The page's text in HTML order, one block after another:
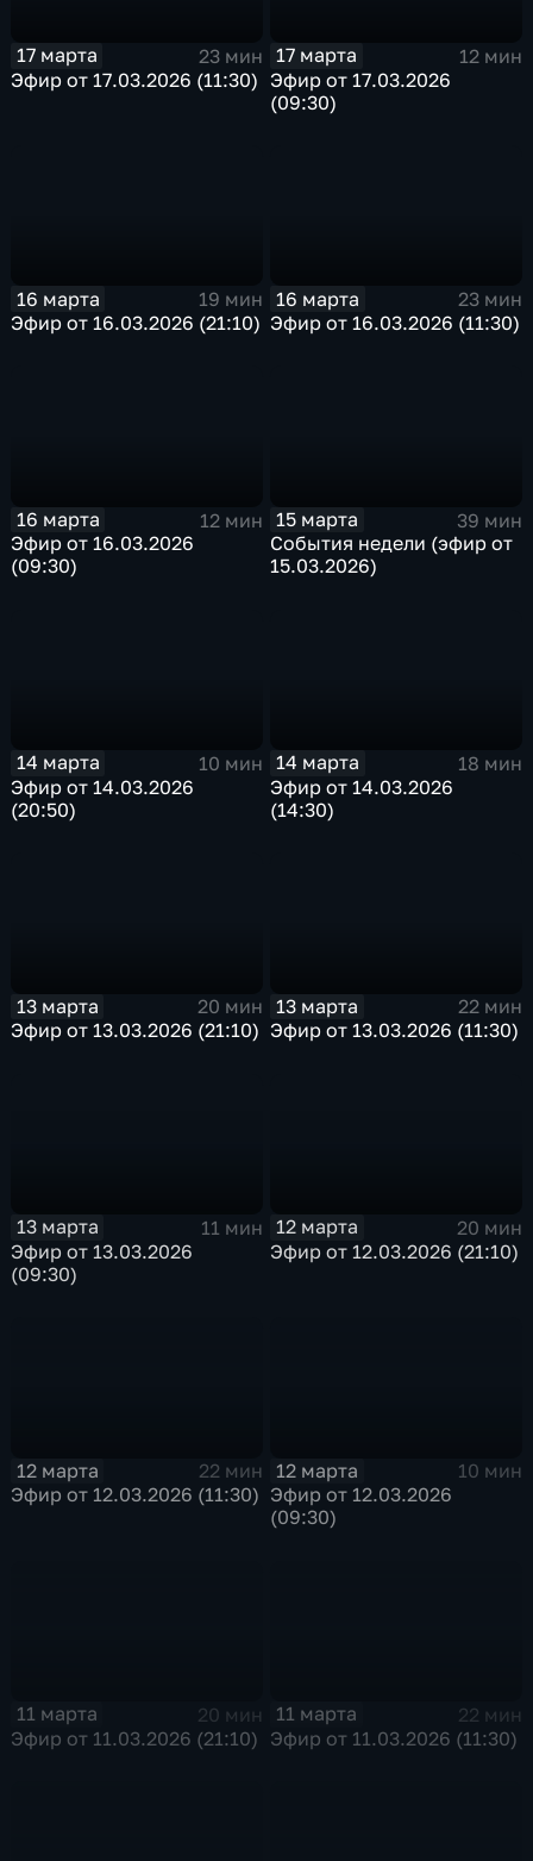
17 марта
23 мин
Эфир от 17.03.2026 (11:30)
17 марта
12 мин
Эфир от 17.03.2026
(09:30)
16 марта
19 мин
Эфир от 16.03.2026 (21:10)
16 марта
23 мин
Эфир от 16.03.2026 (11:30)
16 марта
12 мин
Эфир от 16.03.2026
(09:30)
15 марта
39 мин
События недели (эфир от
15.03.2026)
14 марта
10 мин
Эфир от 14.03.2026
(20:50)
14 марта
18 мин
Эфир от 14.03.2026
(14:30)
13 марта
20 мин
Эфир от 13.03.2026 (21:10)
13 марта
22 мин
Эфир от 13.03.2026 (11:30)
13 марта
11 мин
Эфир от 13.03.2026
(09:30)
12 марта
20 мин
Эфир от 12.03.2026 (21:10)
12 марта
22 мин
Эфир от 12.03.2026 (11:30)
12 марта
10 мин
Эфир от 12.03.2026
(09:30)
11 марта
20 мин
Эфир от 11.03.2026 (21:10)
11 марта
22 мин
Эфир от 11.03.2026 (11:30)